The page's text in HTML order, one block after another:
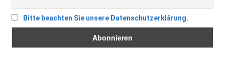
Bitte beachten Sie unsere Datenschutzerklärung.